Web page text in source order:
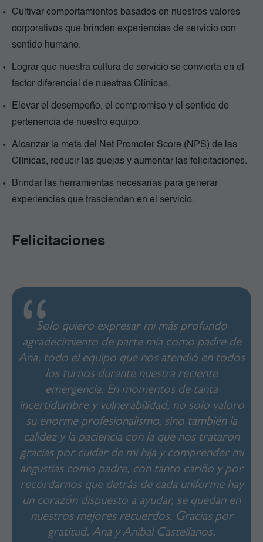
Cultivar comportamientos basados en nuestros valores
corporativos que brinden experiencias de servicio con
sentido humano.
Lograr que nuestra cultura de servicio se convierta en el
factor diferencial de nuestras Clínicas.
Elevar el desempeño, el compromiso y el sentido de
pertenencia de nuestro equipo.
Alcanzar la meta del Net Promoter Score (NPS) de las
Clínicas, reducir las quejas y aumentar las felicitaciones.
Brindar las herramientas necesarias para generar
experiencias que trasciendan en el servicio.
Felicitaciones
Solo quiero expresar mi más profundo
agradecimiento de parte mía como padre de
Ana, todo el equipo que nos atendió en todos
los turnos durante nuestra reciente
emergencia. En momentos de tanta
incertidumbre y vulnerabilidad, no solo valoro
su enorme profesionalismo, sino también la
calidez y la paciencia con la que nos trataron
gracias por cuidar de mi hija y comprender mi
angustias como padre, con tanto cariño y por
recordarnos que detrás de cada uniforme hay
un corazón dispuesto a ayudar, se quedan en
nuestros mejores recuerdos. Gracias por
gratitud. Ana y Anibal Castellanos.